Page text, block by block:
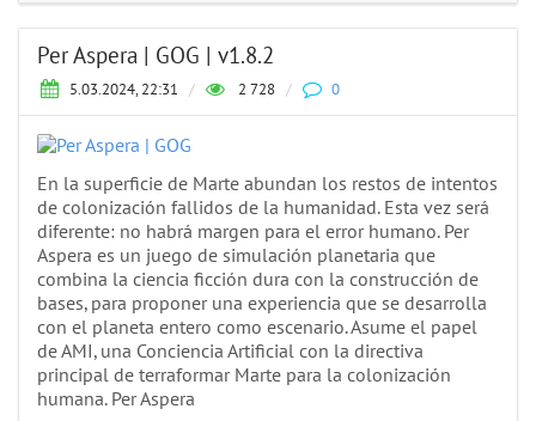
Per Aspera | GOG | v1.8.2
5.03.2024, 22:31 / 2 728 / 0
En la superficie de Marte abundan los restos de intentos
de colonización fallidos de la humanidad. Esta vez será
diferente: no habrá margen para el error humano. Per
Aspera es un juego de simulación planetaria que
combina la ciencia ficción dura con la construcción de
bases, para proponer una experiencia que se desarrolla
con el planeta entero como escenario. Asume el papel
de AMI, una Conciencia Artificial con la directiva
principal de terraformar Marte para la colonización
humana. Per Aspera